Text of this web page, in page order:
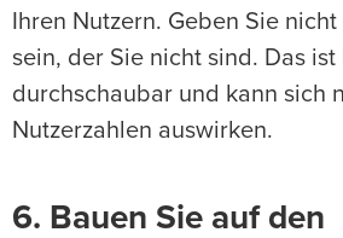
Ihren Nutzern. Geben Sie
sein, der Sie nicht sind. Das ist
durchschaubar und kann sich
Nutzerzahlen auswirken.
6. Bauen Sie auf den